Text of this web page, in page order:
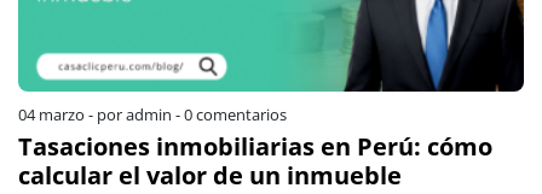
04 marzo - por admin -0 comentarios
Tasaciones inmobiliarias en Perú: cómo
calcular el valor de un inmueble